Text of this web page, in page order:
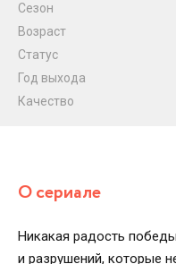
Сезон
Возраст
Статус
Год выхода
Качество
О сериале
Никакая радость
и разрушений, которые